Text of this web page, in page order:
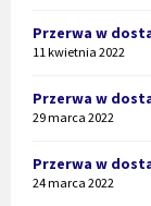
Przerwa w
11 kwietnia 2022
Przerwa w
29 marca 2022
Przerwa w
24 marca 2022